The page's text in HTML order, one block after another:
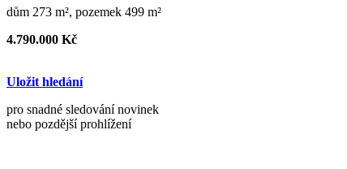
dům 273 m², pozemek 499 m²
4.790.000 Kč
Uložit hledání
pro snadné sledování novinek
nebo pozdější prohlížení